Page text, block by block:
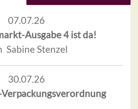
07.07.26
Ausgabe 4 ist da!
Sabine Stenzel
30.07.26
Verpackungsverordnung